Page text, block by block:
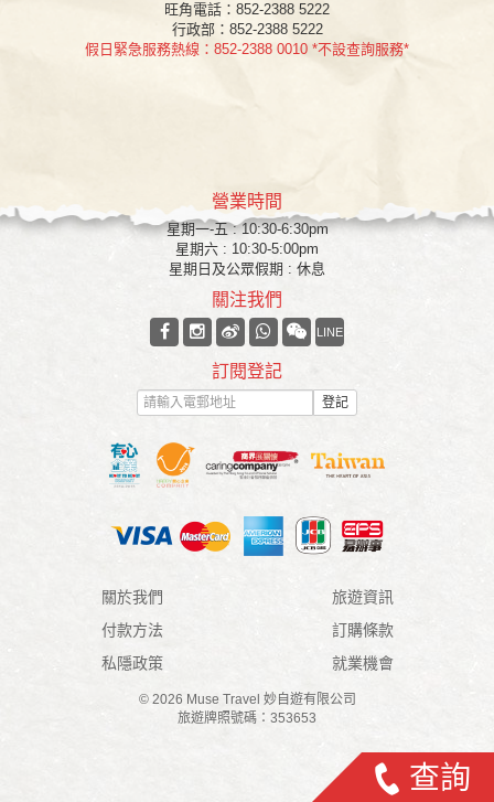
旺角電話：852-2388 5222
行政部：852-2388 5222
假日緊急服務熱線：852-2388 0010 *不設查詢服務*
營業時間
星期一-五 : 10:30-6:30pm
星期六 : 10:30-5:00pm
星期日及公眾假期 : 休息
關注我們
LINE
訂閱登記
登記
關於我們
旅遊資訊
付款方法
訂購條款
私隱政策
就業機會
© 2026 Muse Travel 妙自遊有限公司
旅遊牌照號碼：353653
查詢